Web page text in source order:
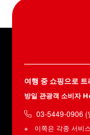
여행 중 쇼핑으로
방일 관광객 소비자
03-5449-0906 (
이쪽은 각종 서비